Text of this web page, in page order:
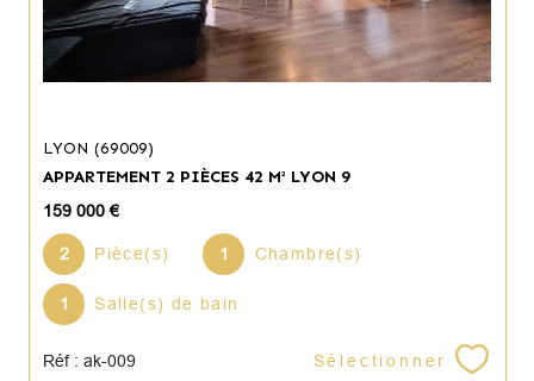
LYON (69009)
APPARTEMENT 2 PIÈCES 42 M² LYON 9
159 000 €
2 Pièce(s) 1 Chambre(s)
1 Salle(s) de bain
Réf : ak-009 Sélectionner